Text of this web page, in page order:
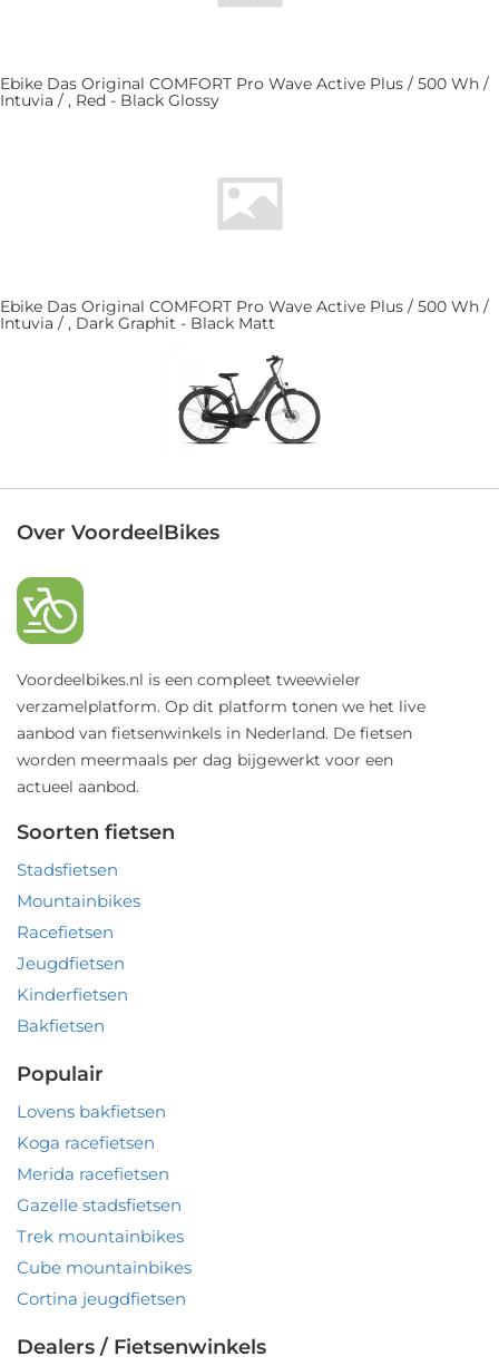
Ebike Das Original COMFORT Pro Wave Active Plus / 500 Wh /
Intuvia / , Red - Black Glossy
Ebike Das Original COMFORT Pro Wave Active Plus / 500 Wh /
Intuvia / , Dark Graphit - Black Matt
Over VoordeelBikes
Voordeelbikes.nl is een compleet tweewieler
verzamelplatform. Op dit platform tonen we het live
aanbod van fietsenwinkels in Nederland. De fietsen
worden meermaals per dag bijgewerkt voor een
actueel aanbod.
Soorten fietsen
Stadsfietsen
Mountainbikes
Racefietsen
Jeugdfietsen
Kinderfietsen
Bakfietsen
Populair
Lovens bakfietsen
Koga racefietsen
Merida racefietsen
Gazelle stadsfietsen
Trek mountainbikes
Cube mountainbikes
Cortina jeugdfietsen
Dealers / Fietsenwinkels